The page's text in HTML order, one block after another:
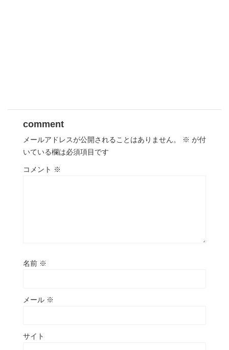
comment
メールアドレスが公開されることはありません。 ※ が付
いている欄は必須項目です
コメント ※
名前 ※
メール ※
サイト